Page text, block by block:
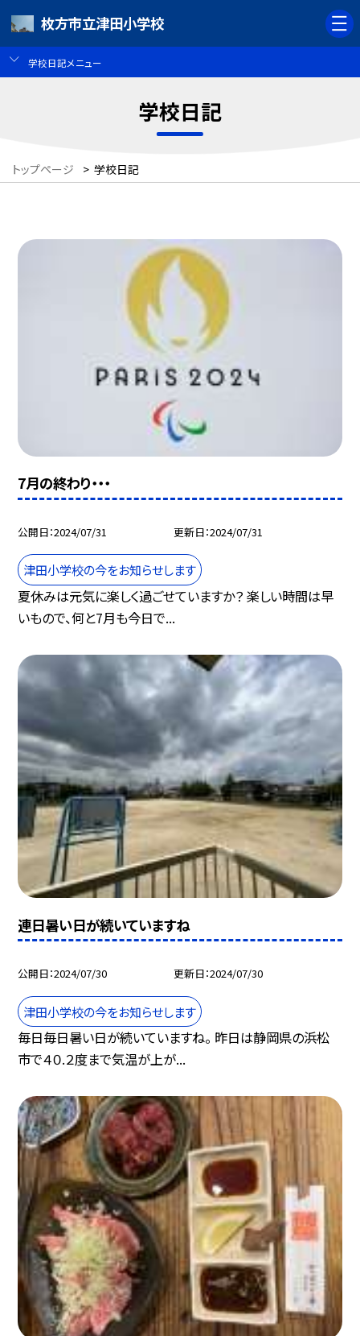
枚方市立津田小学校
学校日記メニュー
学校日記
トップページ > 学校日記
7月の終わり・・・
公開日 2024/07/31 更新日 2024/07/31
津田小学校の今をお知らせします
夏休みは元気に楽しく過ごせていますか？ 楽しい時間は早
いもので、何と7月も今日で...
連日暑い日が続いていますね
公開日 2024/07/30 更新日 2024/07/30
津田小学校の今をお知らせします
毎日毎日暑い日が続いていますね。 昨日は静岡県の浜松
市で４０.２度まで気温が上が...